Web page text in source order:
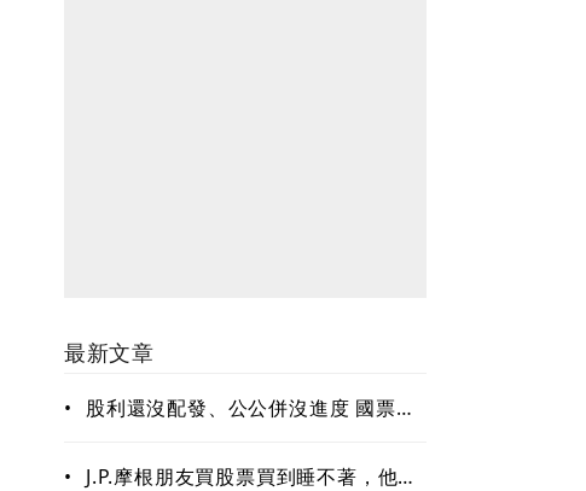
最新文章
•
股利還沒配發、公公併沒進度 國票金
•
J.P.摩根朋友買股票買到睡不著，他只